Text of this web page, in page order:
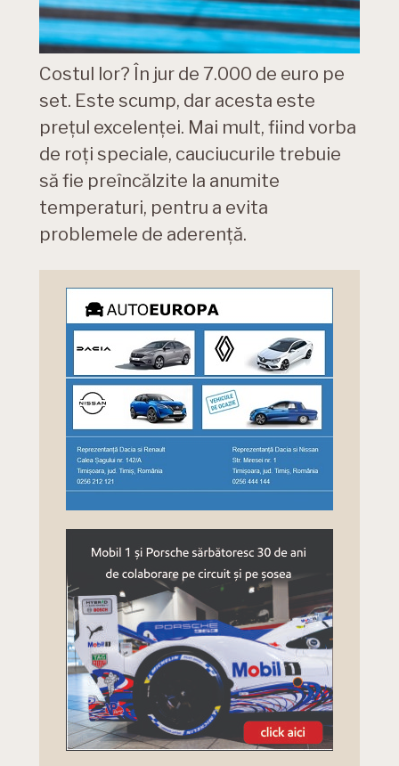
Costul lor? În jur de 7.000 de euro pe
set. Este scump, dar acesta este
prețul excelenței. Mai mult, fiind vorba
de roți speciale, cauciucurile trebuie
să fie preîncălzite la anumite
temperaturi, pentru a evita
problemele de aderență.